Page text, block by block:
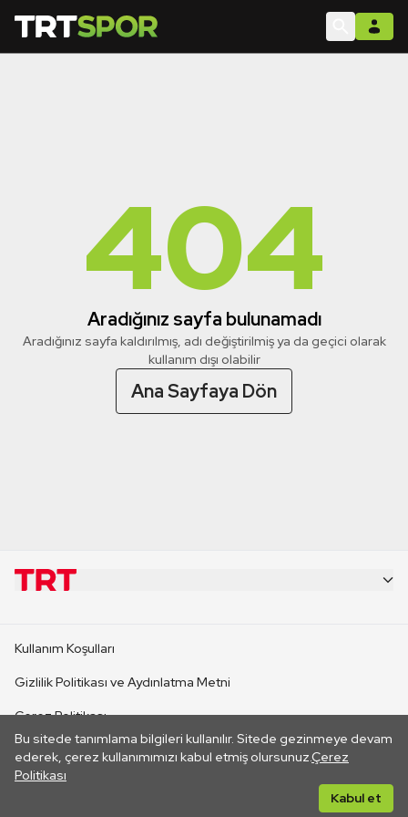
404
Aradığınız sayfa bulunamadı
Aradığınız sayfa kaldırılmış, adı değiştirilmiş ya da geçici olarak
kullanım dışı olabilir
Ana Sayfaya Dön
Bu sitede tanımlama bilgileri kullanılır. Sitede gezinmeye devam
ederek, çerez kullanımımızı kabul etmiş olursunuz.Çerez
Politikası
Kabul et
CANLI YAYINLAR
Kullanım Koşulları
Gizlilik Politikası ve Aydınlatma Metni
Çerez Politikası
İletişim
Her hakkı saklıdır. ©2026 TRT. Bağlantı yoluyla gidilen dış